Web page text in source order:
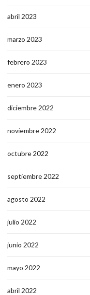
abril 2023
marzo 2023
febrero 2023
enero 2023
diciembre 2022
noviembre 2022
octubre 2022
septiembre 2022
agosto 2022
julio 2022
junio 2022
mayo 2022
abril 2022